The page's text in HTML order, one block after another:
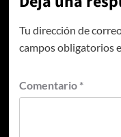
Tu dirección de
campos obligatorios
Comentario *